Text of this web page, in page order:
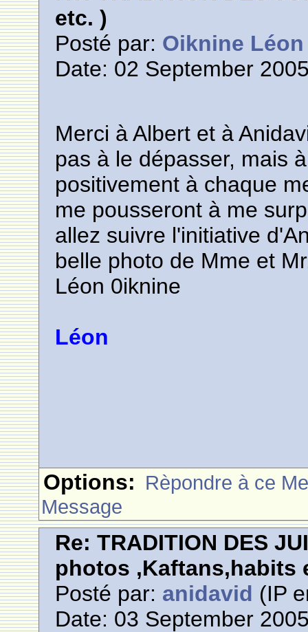
etc. )
Posté par: Oiknine Léon
Date: 02 September
Merci à Albert et à
pas à le dépasser, mais
positivement à chaque
me pousseront à me
allez suivre l'initiative
belle photo de Mme et
Léon 0iknine
Léon
Options: Rèpondre à ce
Message
Re: TRADITION DES
photos ,Kaftans,habits
Posté par: anidavid (IP
Date: 03 September